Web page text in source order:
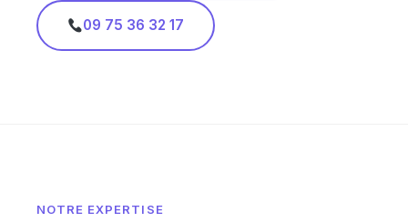
09 75 36 32 17
NOTRE EXPERTISE